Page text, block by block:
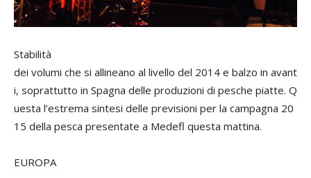
Stabilità
dei volumi che si allineano al livello del 2014 e balzo in avant
i, soprattutto in Spagna delle produzioni di pesche piatte. Q
uesta l’estrema sintesi delle previsioni per la campagna 20
15 della pesca presentate a Medefl questa mattina.
EUROPA